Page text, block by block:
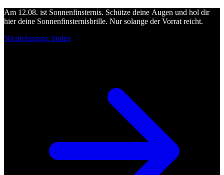
Am 12.08. ist Sonnenfinsternis. Schütze deine Augen und hol dir
hier deine Sonnenfinsternisbrille. Nur solange der Vorrat reicht.
Niederlassung finden